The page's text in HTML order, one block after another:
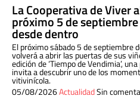
La Cooperativa de Viver
próximo 5 de
desde dentro
El próximo sábado 5 de septiembre
volverá a abrir las puertas de sus
edición de ‘Tiempo de Vendimia’,
invita a descubrir uno de los
vitivinícola.
05/08/2026ActualidadSin